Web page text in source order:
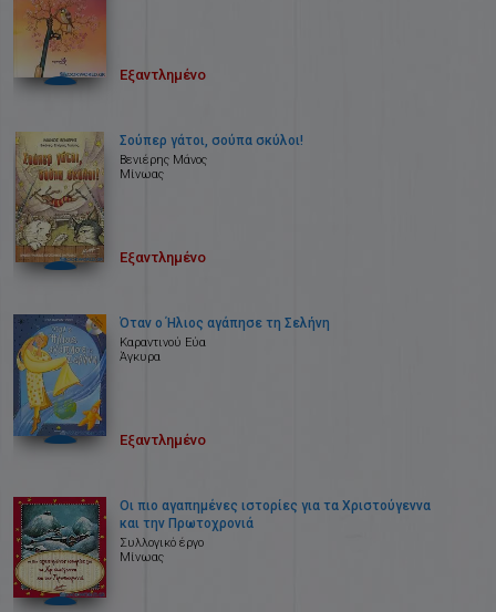
Εξαντλημένο
Σούπερ γάτοι, σούπα σκύλοι!
Βενιέρης Μάνος
Μίνωας
Εξαντλημένο
Όταν ο Ήλιος αγάπησε τη Σελήνη
Καραντινού Εύα
Άγκυρα
Εξαντλημένο
Οι πιο αγαπημένες ιστορίες για τα Χριστούγεννα
και την Πρωτοχρονιά
Συλλογικό έργο
Μίνωας